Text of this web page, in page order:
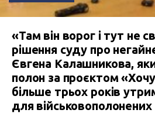
«Там він ворог і тут не
рішення суду про
Євгена Калашникова,
полон за проєктом
більше трьох років
для військовополонених